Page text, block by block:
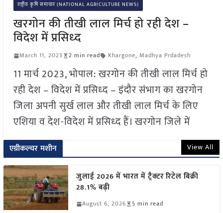
राष्ट्रीय कृषि समाचार (NATIONAL AGRICULTURE NEWS)
खरगोन की तीखी लाल मिर्च हो रही देश –
विदेश में प्रसिध्द
March 11, 2023 2 min read Khargone, Madhya Prdadesh
11 मार्च 2023, भोपाल: खरगोन की तीखी लाल मिर्च हो
रही देश – विदेश में प्रसिध्द – इंदौर संभाग का खरगोन
जिला अपनी सुर्ख लाल और तीखी लाल मिर्च के लिए
एशिया व देश-विदेश में प्रसिध्द हैं। खरगोन जिले में
एग्रीकल्चर मशीन View All
जुलाई 2026 में भारत में ट्रैक्टर रिटेल बिक्री
28.1% बढ़ी
August 6, 2026 5 min read